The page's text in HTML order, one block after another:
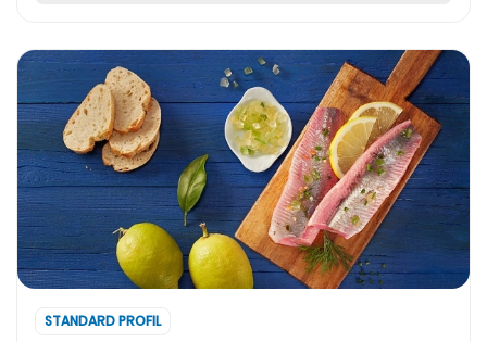
STANDARD PROFIL